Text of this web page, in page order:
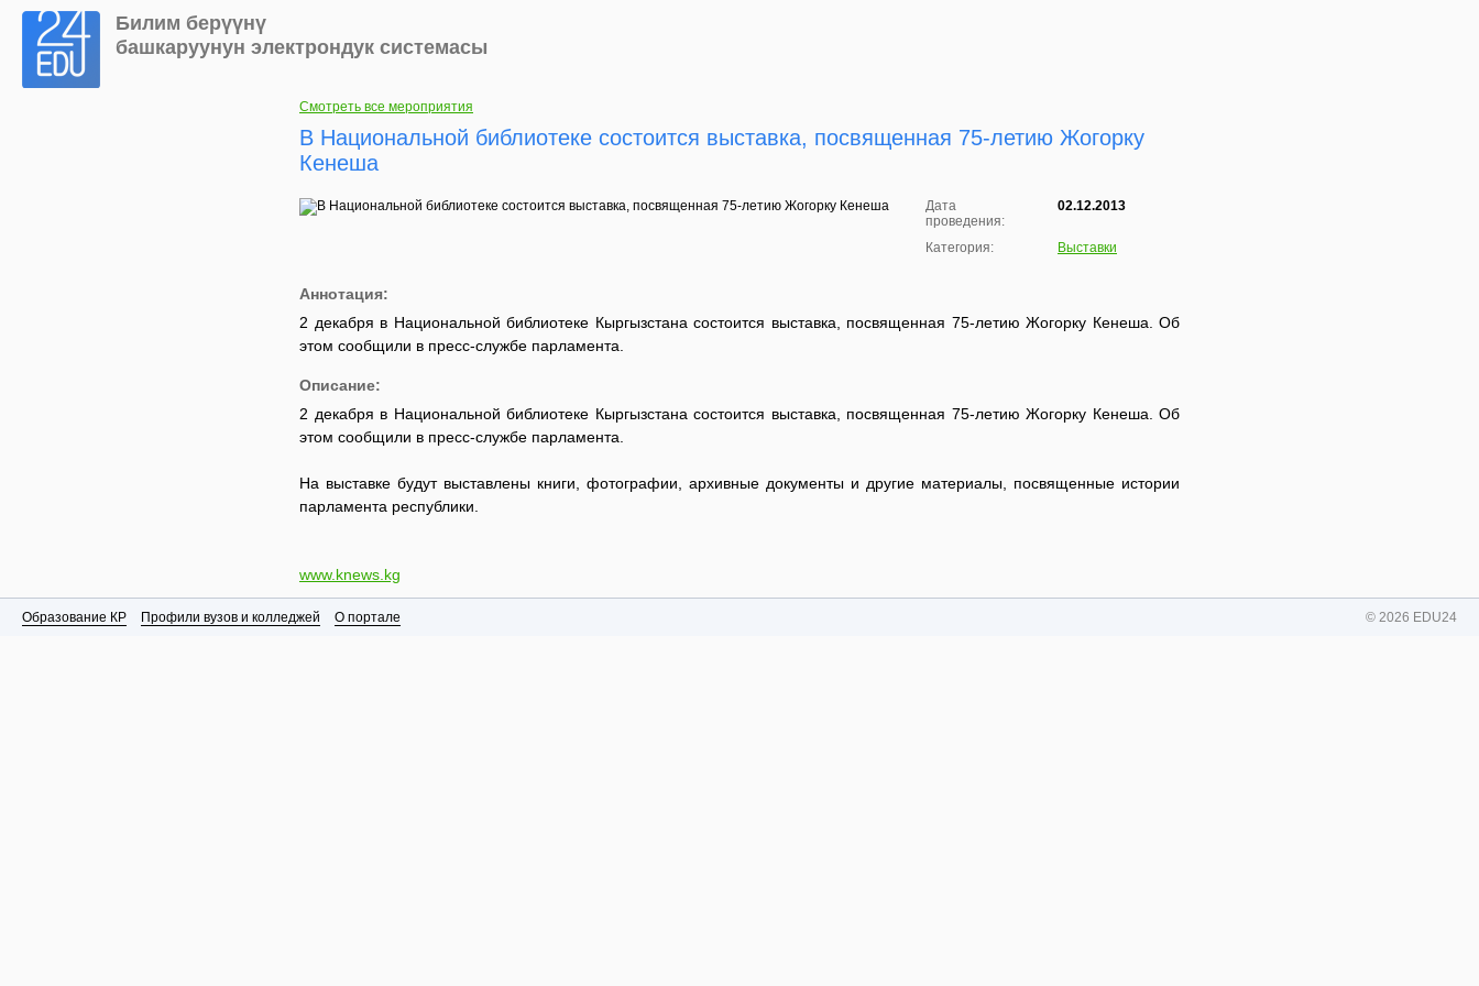
Билим берүүнү
башкаруунун электрондук системасы
Смотреть все мероприятия
В Национальной библиотеке состоится выставка, посвященная 75-летию Жогорку
Кенеша
Дата
проведения:
02.12.2013
Категория: Выставки
Аннотация:
2 декабря в Национальной библиотеке Кыргызстана состоится выставка, посвященная 75-летию Жогорку Кенеша. Об
этом сообщили в пресс-службе парламента.
Описание:
2 декабря в Национальной библиотеке Кыргызстана состоится выставка, посвященная 75-летию Жогорку Кенеша. Об
этом сообщили в пресс-службе парламента.
На выставке будут выставлены книги, фотографии, архивные документы и другие материалы, посвященные истории
парламента республики.
www.knews.kg
Образование КР Профили вузов и колледжей О портале © 2026 EDU24